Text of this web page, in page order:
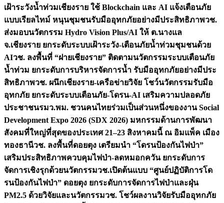
เฝ้าระวังน้ำท่วมเชียงราย ใช้ Blockchain และ AI แจ้งเตือนภัย
แบบเรียลไทม์ หนุนชุมชนรับมืออุทกภัยอย่างมีประสิทธิภาพวช.
ส่งมอบนวัตกรรม Hydro Vision Plus/AI ให้ ต.นางแล
จ.เชียงราย ยกระดับระบบเฝ้าระวัง-เตือนภัยน้ำท่วมชุมชนด้วย
AIวช. ลงพื้นที่ “ฝายเชียงราย” ติดตามนวัตกรรมระบบเตือนภัย
น้ำท่วม ยกระดับการบริหารจัดการน้ำ รับมืออุทกภัยอย่างมีประ
สิทธิภาพวช. ผนึกเชียงราย-เครือข่ายวิจัย โชว์นวัตกรรมรับมือ
อุทกภัย ยกระดับระบบเตือนภัย-โดรน-AI เสริมความปลอดภัย
ประชาชนรมว.พม. ชวนคนไทยร่วมเป็นส่วนหนึ่งของงาน Social
Development Expo 2026 (SDX 2026) มหกรรมด้านการพัฒนา
สังคมที่ใหญ่ที่สุดของประเทศ 21–23 สิงหาคมนี้ ณ อิมแพ็ค เมือง
ทองธานีวช. ลงพื้นที่ดอยตุง เตรียมนำ “โดรนป้องกันไฟป่า”
เสริมประสิทธิภาพควบคุมไฟป่า-ลดหมอกควัน ยกระดับการ
จัดการเชิงรุกด้วยนวัตกรรมวช.เปิดต้นแบบ “ศูนย์ปฏิบัติการโด
รนป้องกันไฟป่า” ดอยตุง ยกระดับการจัดการไฟป่าและฝุ่น
PM2.5 ด้วยวิจัยและนวัตกรรมวช. โชว์ผลงานวิจัยรับมืออุทกภัย